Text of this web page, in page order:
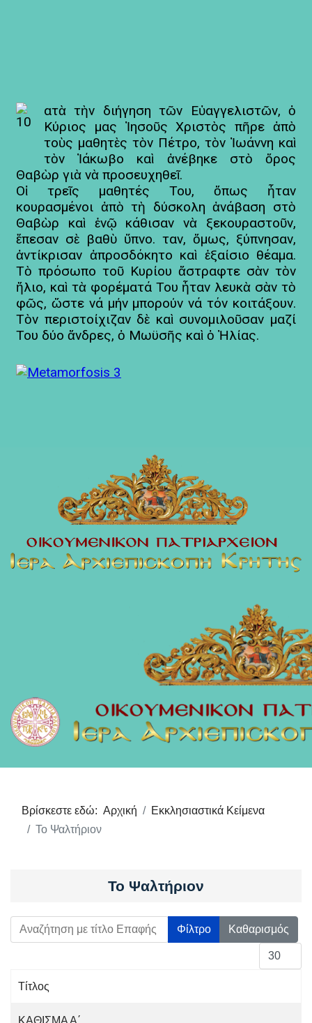
Βρίσκεστε εδώ: Αρχική
Εκκλησιαστικά Κείμενα
Το Ψαλτήριον
Το Ψαλτήριον
Αναζήτηση με τίτλο Επαφής Φίλτρο
Καθαρισμός
Εμφάνιση
Τίτλος
ΚΑΘΙΣΜΑ Α΄